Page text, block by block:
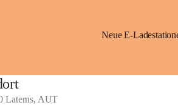
Laterns, AUT